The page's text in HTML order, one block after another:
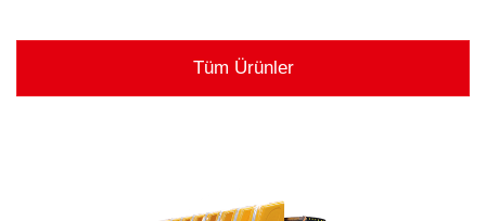
KALIBRE MAKINESI
Tüm Ürünler